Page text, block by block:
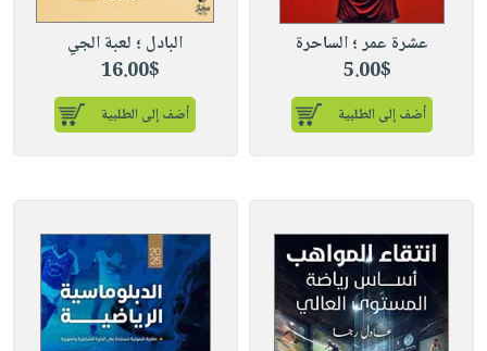
عشرة عمر ؛ الساحرة
5.00$
أضف إلى الطلبية
البادل ؛ لعبة الجي
16.00$
أضف إلى الطلبية